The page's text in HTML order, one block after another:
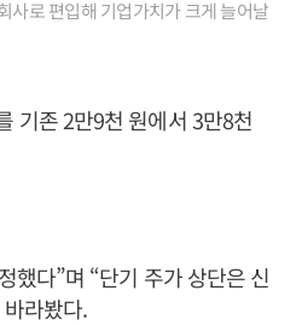
로 편입해 기업가치가 크게 늘어날
기존 2만9천 원에서 3만8천
했다”며 “단기 주가 상단은 신
라봤다.